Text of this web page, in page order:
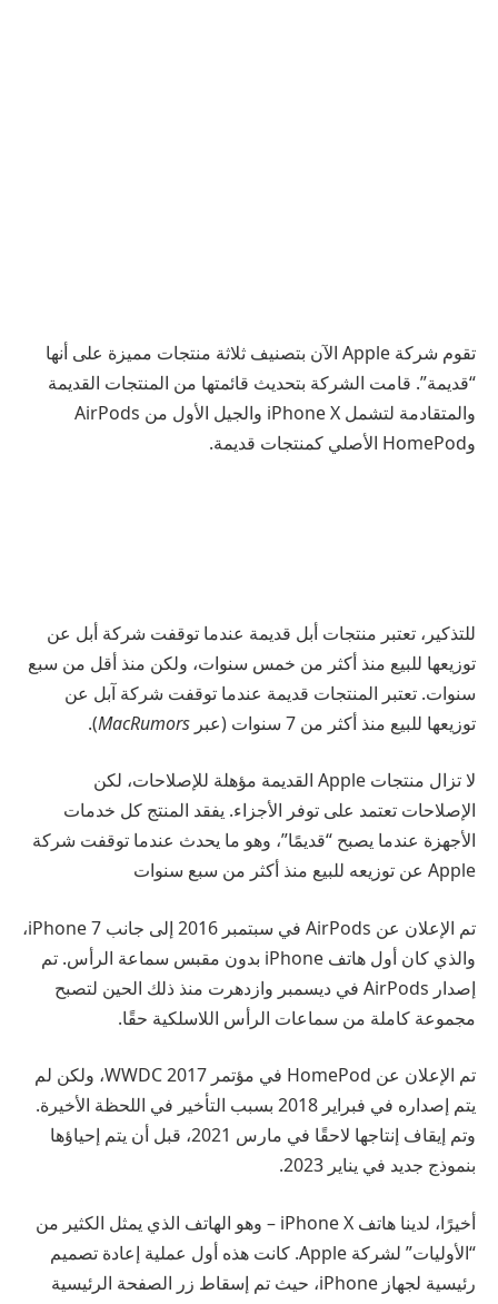
تقوم شركة Apple الآن بتصنيف ثلاثة منتجات مميزة على أنها
“قديمة”. قامت الشركة بتحديث قائمتها من المنتجات القديمة
والمتقادمة لتشمل iPhone X والجيل الأول من AirPods
وHomePod الأصلي كمنتجات قديمة.
للتذكير، تعتبر منتجات أبل قديمة عندما توقفت شركة أبل عن
توزيعها للبيع منذ أكثر من خمس سنوات، ولكن منذ أقل من سبع
سنوات. تعتبر المنتجات قديمة عندما توقفت شركة آبل عن
توزيعها للبيع منذ أكثر من 7 سنوات (عبر
MacRumors
).
لا تزال منتجات Apple القديمة مؤهلة للإصلاحات، لكن
الإصلاحات تعتمد على توفر الأجزاء. يفقد المنتج كل خدمات
الأجهزة عندما يصبح “قديمًا”، وهو ما يحدث عندما توقفت شركة
Apple عن توزيعه للبيع منذ أكثر من سبع سنوات
تم الإعلان عن AirPods في سبتمبر 2016 إلى جانب iPhone 7،
والذي كان أول هاتف iPhone بدون مقبس سماعة الرأس. تم
إصدار AirPods في ديسمبر وازدهرت منذ ذلك الحين لتصبح
مجموعة كاملة من سماعات الرأس اللاسلكية حقًا.
تم الإعلان عن HomePod في مؤتمر WWDC 2017، ولكن لم
يتم إصداره في فبراير 2018 بسبب التأخير في اللحظة الأخيرة.
وتم إيقاف إنتاجها لاحقًا في مارس 2021، قبل أن يتم إحياؤها
بنموذج جديد في يناير 2023.
أخيرًا، لدينا هاتف iPhone X – وهو الهاتف الذي يمثل الكثير من
“الأوليات” لشركة Apple. كانت هذه أول عملية إعادة تصميم
رئيسية لجهاز iPhone، حيث تم إسقاط زر الصفحة الرئيسية